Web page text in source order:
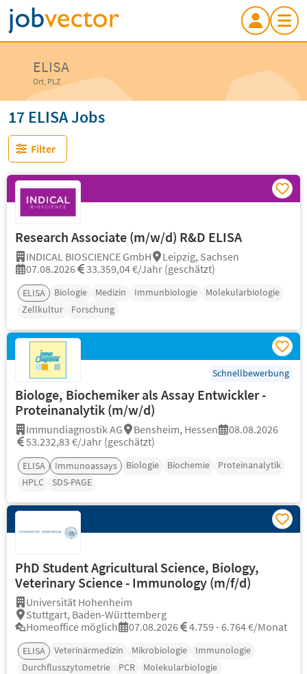
ELISA
Ort, PLZ
17 ELISA Jobs
Filter
Research Associate (m/w/d) R&D ELISA
INDICAL BIOSCIENCE GmbH
Leipzig, Sachsen
07.08.2026
33.359,04 €/Jahr (geschätzt)
ELISA Biologie Medizin Immunbiologie
Molekularbiologie
Zellkultur
Forschung
Schnellbewerbung
Biologe, Biochemiker als Assay Entwickler -
Proteinanalytik (m/w/d)
Immundiagnostik AG Bensheim, Hessen
08.08.2026
53.232,83 €/Jahr (geschätzt)
ELISA Immunoassays Biologie Biochemie
Proteinanalytik
HPLC
SDS-PAGE
PhD Student Agricultural Science, Biology,
Veterinary Science - Immunology (m/f/d)
Universität Hohenheim
Stuttgart, Baden-Württemberg
Homeoffice möglich
07.08.2026 4.759 - 6.764 €/Monat
ELISA Veterinärmedizin Mikrobiologie
Immunologie
Durchflusszytometrie
PCR Molekularbiologie